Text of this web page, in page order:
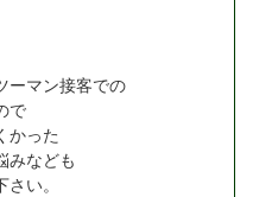
ーマン接客での
で
かった
みなども
い。